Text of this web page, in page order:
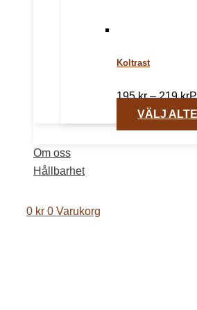
Koltrast
195kr – 219kr
VÄLJ
Om oss
Hållbarhet
0 kr 0 Varukorg